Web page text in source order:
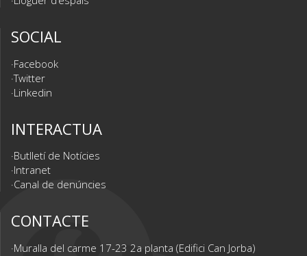
SOCIAL
Facebook
Twitter
Linkedin
INTERACTUA
Butlletí de Notícies
Intranet
Canal de denúncies
CONTACTE
Muralla del carme 17-23 2a planta (Edifici Can Jorba)